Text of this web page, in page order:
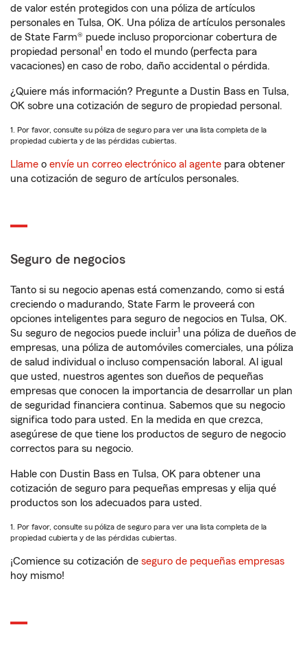
de valor estén protegidos con una póliza de artículos
personales en Tulsa, OK. Una póliza de artículos personales
de State Farm® puede incluso proporcionar cobertura de
propiedad personal 1 en todo el mundo (perfecta para
vacaciones) en caso de robo, daño accidental o pérdida.
¿Quiere más información? Pregunte a Dustin Bass en Tulsa,
OK sobre una cotización de seguro de propiedad personal.
1. Por favor, consulte su póliza de seguro para ver una lista completa de la
propiedad cubierta y de las pérdidas cubiertas.
Llame o envíe un correo electrónico al agente para obtener
una cotización de seguro de artículos personales.
Seguro de negocios
Tanto si su negocio apenas está comenzando, como si está
creciendo o madurando, State Farm le proveerá con
opciones inteligentes para seguro de negocios en Tulsa, OK.
Su seguro de negocios puede incluir1 una póliza de dueños de
empresas, una póliza de automóviles comerciales, una póliza
de salud individual o incluso compensación laboral. Al igual
que usted, nuestros agentes son dueños de pequeñas
empresas que conocen la importancia de desarrollar un plan
de seguridad financiera continua. Sabemos que su negocio
significa todo para usted. En la medida en que crezca,
asegúrese de que tiene los productos de seguro de negocio
correctos para su negocio.
Hable con Dustin Bass en Tulsa, OK para obtener una
cotización de seguro para pequeñas empresas y elija qué
productos son los adecuados para usted.
1. Por favor, consulte su póliza de seguro para ver una lista completa de la
propiedad cubierta y de las pérdidas cubiertas.
¡Comience su cotización de seguro de pequeñas empresas
hoy mismo!